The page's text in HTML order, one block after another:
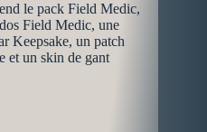
le pack Field Medic,
Field Medic, une
Keepsake, un patch
et un skin de gant